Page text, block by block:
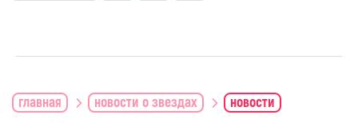
главная новости о звездах новости